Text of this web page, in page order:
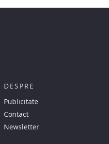
DESPRE
Publicitate
Contact
Newsletter